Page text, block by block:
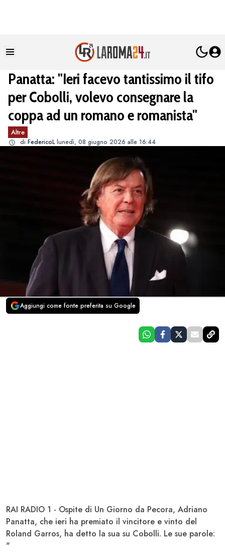
Panatta: "Ieri facevo tantissimo il tifo
per Cobolli, volevo consegnare la
coppa ad un romano e romanista"
Altre
di FedericoL lunedì, 08 giugno 2026 alle 16:44
Aggiungi come fonte preferita su Google
RAI RADIO 1 - Ospite di Un Giorno da Pecora, Adriano
Panatta, che ieri ha premiato il vincitore e vinto del
Roland Garros, ha detto la sua su Cobolli. Le sue parole:
"